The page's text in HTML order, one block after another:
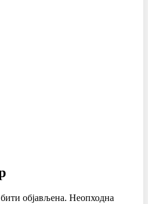
објављена. Неопходна